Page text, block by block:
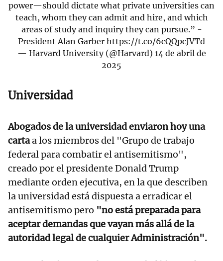
power—should dictate what private universities can
teach, whom they can admit and hire, and which
areas of study and inquiry they can pursue.” -
President Alan Garber https://t.co/6cQQpcJVTd
— Harvard University (@Harvard) 14 de abril de
2025
Universidad
Abogados de la universidad enviaron hoy una
cartaa los miembros del "Grupo de trabajo
federal para combatir el antisemitismo",
creado por el presidente Donald Trump
mediante orden ejecutiva, en la que describen
la universidad está dispuesta a erradicar el
antisemitismo pero "no está preparada para
aceptar demandas que vayan más allá de la
autoridad legal de cualquier Administración".